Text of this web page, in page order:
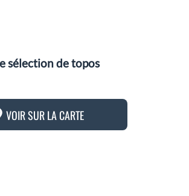
sélection de topos
VOIR SUR LA CARTE